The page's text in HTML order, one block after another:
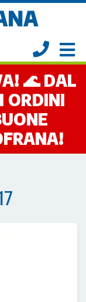
🌊 DAL
ORDINI